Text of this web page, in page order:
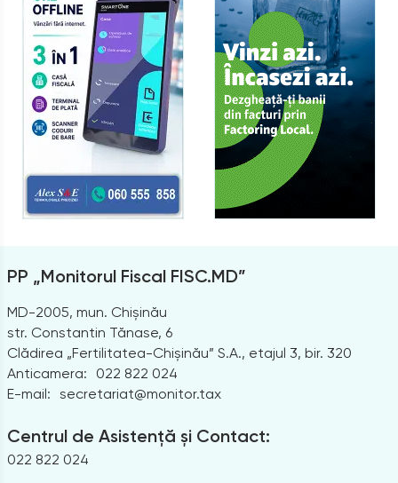
PP „Monitorul Fiscal FISC.MD”
MD-2005, mun. Chișinău
str. Constantin Tănase, 6
Clădirea „Fertilitatea-Chișinău” S.A., etajul 3, bir. 320
Anticamera:
022 822 024
E-mail: secretariat@monitor.tax
Centrul de Asistență și Contact:
022 822 024